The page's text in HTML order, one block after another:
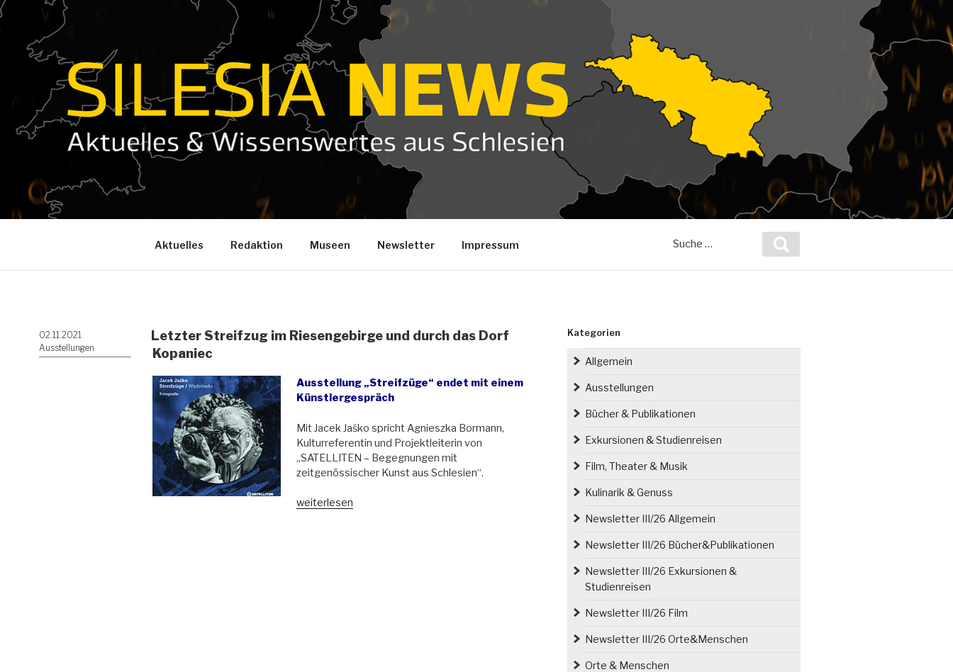
Zum
Inhalt
springen
Aktuelles Redaktion Museen Newsletter Impressum
nach:
Veröffentlicht
am
02.11.2021
Ausstellungen
Letzter Streifzug im Riesengebirge und durch das Dorf
Kopaniec
Ausstellung „Streifzüge“ endet mit einem
Künstlergespräch
Mit Jacek Jaśko spricht Agnieszka Bormann,
Kulturreferentin und Projektleiterin von
„SATELLITEN – Begegnungen mit
zeitgenössischer Kunst aus Schlesien“.
„Letzter
weiterlesen
Kategorien
Allgemein
Ausstellungen
Bücher & Publikationen
Exkursionen & Studienreisen
Film, Theater & Musik
Kulinarik & Genuss
Newsletter III/26 Allgemein
Newsletter III/26 Bücher&Publikationen
Newsletter III/26 Exkursionen &
Studienreisen
Newsletter III/26 Film
Newsletter III/26 Orte&Menschen
Orte & Menschen